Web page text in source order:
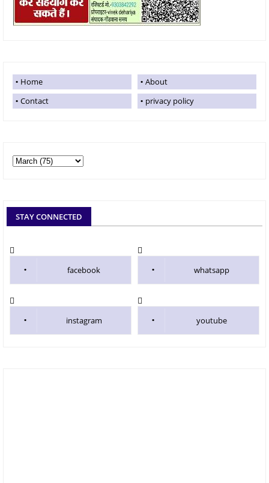
Home
About
Contact
privacy policy
STAY CONNECTED
facebook whatsapp
instagram youtube